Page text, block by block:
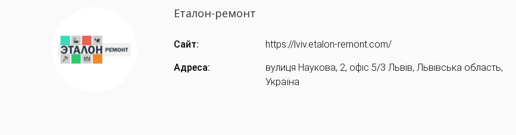
Еталон-ремонт
Сайт: https://lviv.etalon-remont.com/
Адреса:
вулиця Наукова, 2, офіс 5/3 Львів, Львівська область,
Україна